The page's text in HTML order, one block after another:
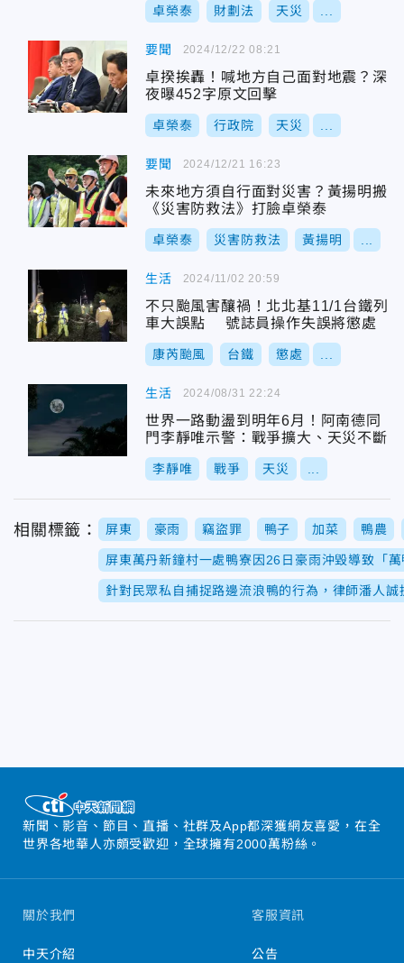
卓榮泰 財劃法 天災
要聞
卓揆挨轟！喊地方自己面對地震？深
夜曝452字原文回擊
卓榮泰 行政院 天災
2024/12/22 08:21
要聞
未來地方須自行面對災害？黃揚明搬
《災害防救法》打臉卓榮泰
卓榮泰 災害防救法 黃揚明
2024/12/21 16:23
生活
不只颱風害釀禍！北北基11/1台鐵列
車大誤點 號誌員操作失誤將懲處
康芮颱風 台鐵 懲處
2024/11/02 20:59
生活
世界一路動盪到明年6月！阿南德同
門李靜唯示警：戰爭擴大、天災不斷
李靜唯 戰爭 天災
2024/08/31 22:24
相關標籤： 屏東 豪雨 竊盜罪 鴨子 加菜 鴨農
屏東萬丹新鐘村一處鴨寮因26日豪雨沖毀導致「
針對民眾私自捕捉路邊流浪鴨的行為，律師潘人
新聞、影音、節目、直播、社群及App都深獲網友喜愛，在全
世界各地華人亦頗受歡迎，全球擁有2000萬粉絲。
關於我們
中天介紹
客服資訊
公告